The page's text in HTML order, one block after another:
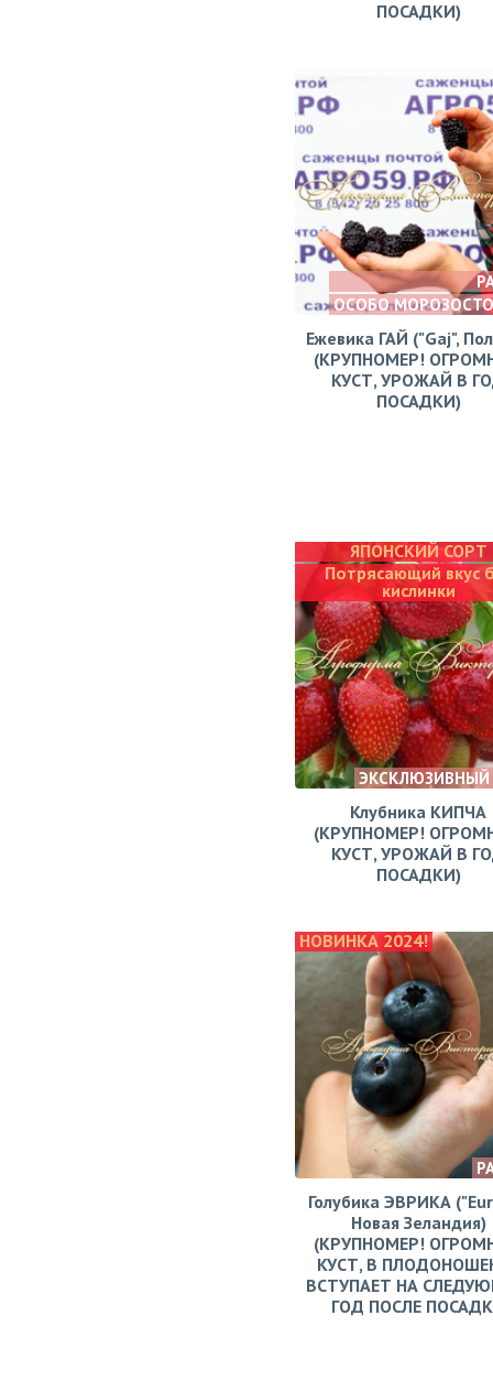
ПОСАДКИ)
ОСОБО
Ежевика ГАЙ ("Gaj",
(КРУПНОМЕР!
КУСТ, УРОЖАЙ В
ПОСАДКИ)
ЯПОНСКИЙ СОРТ
Потрясающий вкус
кислинки
ЭКСКЛЮЗИВНЫЙ
Клубника КИПЧА
(КРУПНОМЕР!
КУСТ, УРОЖАЙ В
ПОСАДКИ)
НОВИНКА 2024!
Голубика ЭВРИКА
Новая Зеландия)
(КРУПНОМЕР!
КУСТ, В
ВСТУПАЕТ НА
ГОД ПОСЛЕ